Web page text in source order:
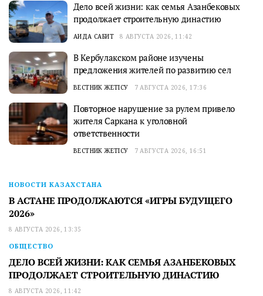
Дело всей жизни: как семья Азанбековых
продолжает строительную династию
АИДА САБИТ 8 АВГУСТА 2026, 11:42
В Кербулакском районе изучены
предложения жителей по развитию сел
ВЕСТНИК ЖЕТІСУ 7 АВГУСТА 2026, 17:36
Повторное нарушение за рулем привело
жителя Саркана к уголовной
ответственности
ВЕСТНИК ЖЕТІСУ 7 АВГУСТА 2026, 16:51
НОВОСТИ КАЗАХСТАНА
В АСТАНЕ ПРОДОЛЖАЮТСЯ «ИГРЫ БУДУЩЕГО
2026»
8 АВГУСТА 2026, 13:35
ОБЩЕСТВО
ДЕЛО ВСЕЙ ЖИЗНИ: КАК СЕМЬЯ АЗАНБЕКОВЫХ
ПРОДОЛЖАЕТ СТРОИТЕЛЬНУЮ ДИНАСТИЮ
8 АВГУСТА 2026, 11:42